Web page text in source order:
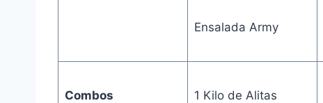
Ensalada Army
Combos 1 Kilo de Alitas